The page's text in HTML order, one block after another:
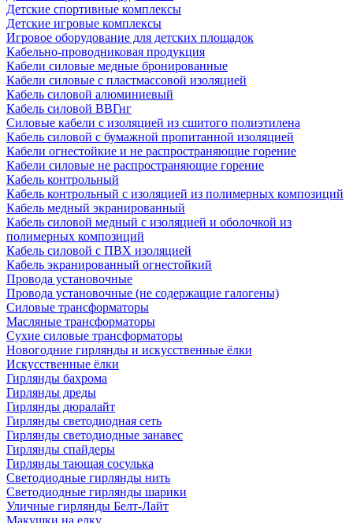
Детские спортивные комплексы
Детские игровые комплексы
Игровое оборудование для детских площадок
Кабельно-проводниковая продукция
Кабели силовые медные бронированные
Кабели силовые с пластмассовой изоляцией
Кабель силовой алюминиевый
Кабель силовой ВВГнг
Силовые кабели с изоляцией из сшитого полиэтилена
Кабель силовой с бумажной пропитанной изоляцией
Кабели огнестойкие и не распространяющие горение
Кабели силовые не распространяющие горение
Кабель контрольный
Кабель контрольный с изоляцией из полимерных композиций
Кабель медный экранированный
Кабель силовой медный с изоляцией и оболочкой из
полимерных композиций
Кабель силовой с ПВХ изоляцией
Кабель экранированный огнестойкий
Провода установочные
Провода установочные (не содержащие галогены)
Силовые трансформаторы
Масляные трансформаторы
Сухие силовые трансформаторы
Новогодние гирлянды и искусственные ёлки
Искусственные ёлки
Гирлянды бахрома
Гирлянды дреды
Гирлянды дюралайт
Гирлянды светодиодная сеть
Гирлянды светодиодные занавес
Гирлянды спайдеры
Гирлянды тающая сосулька
Светодиодные гирлянды нить
Светодиодные гирлянды шарики
Уличные гирлянды Белт-Лайт
Макушки на елку